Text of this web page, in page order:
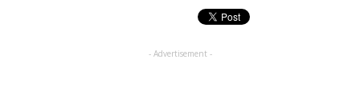
- Advertisement -